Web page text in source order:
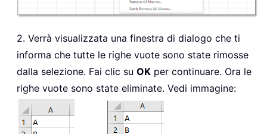
2. Verrà visualizzata una finestra di dialogo che ti
informa che tutte le righe vuote sono state rimosse
dalla selezione. Fai clic su OK per continuare. Ora le
righe vuote sono state eliminate. Vedi immagine: